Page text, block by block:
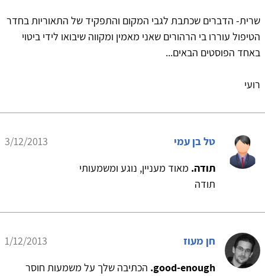
שרית- הדברים שכתבת לגבי המקום והתפקיד של התאוריות בחדר
הטיפול עוררו בי הרהורים שאני מאמין ומקווה שיבואו לידי ביטוי
באחד הפוסטים הבאים...
רועי
טל בן עמי
3/12/2013
תודה. מאוד מעניין, נוגע ומשמעותי
תודה
חן מעוז
1/12/2013
good-enough. הכתיבה שלך על משמעות חוסר